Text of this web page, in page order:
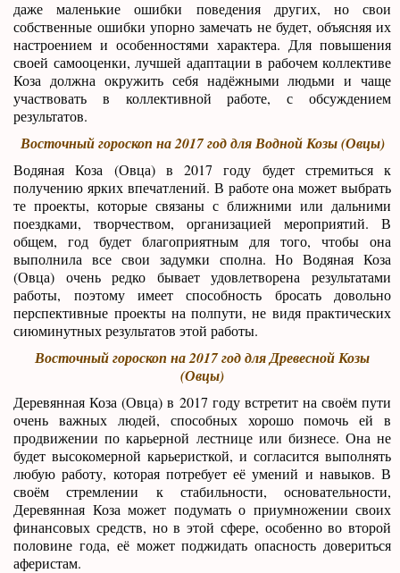
даже маленькие ошибки поведения других, но свои
собственные ошибки упорно замечать не будет, объясняя их
настроением и особенностями характера. Для повышения
своей самооценки, лучшей адаптации в рабочем коллективе
Коза должна окружить себя надёжными людьми и чаще
участвовать в коллективной работе, с обсуждением
результатов.
Восточный гороскоп на 2017 год для Водной Козы (Овцы)
Водяная Коза (Овца) в 2017 году будет стремиться к
получению ярких впечатлений. В работе она может выбрать
те проекты, которые связаны с ближними или дальними
поездками, творчеством, организацией мероприятий. В
общем, год будет благоприятным для того, чтобы она
выполнила все свои задумки сполна. Но Водяная Коза
(Овца) очень редко бывает удовлетворена результатами
работы, поэтому имеет способность бросать довольно
перспективные проекты на полпути, не видя практических
сиюминутных результатов этой работы.
Восточный гороскоп на 2017 год для Древесной Козы
(Овцы)
Деревянная Коза (Овца) в 2017 году встретит на своём пути
очень важных людей, способных хорошо помочь ей в
продвижении по карьерной лестнице или бизнесе. Она не
будет высокомерной карьеристкой, и согласится выполнять
любую работу, которая потребует её умений и навыков. В
своём стремлении к стабильности, основательности,
Деревянная Коза может подумать о приумножении своих
финансовых средств, но в этой сфере, особенно во второй
половине года, её может поджидать опасность довериться
аферистам.